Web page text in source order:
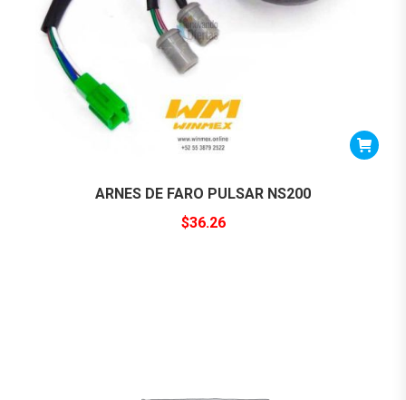
ARNES DE FARO PULSAR NS200
$36.26